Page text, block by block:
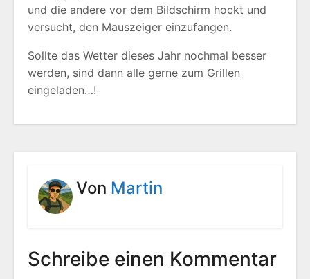
und die andere vor dem Bildschirm hockt und
versucht, den Mauszeiger einzufangen.
Sollte das Wetter dieses Jahr nochmal besser
werden, sind dann alle gerne zum Grillen
eingeladen…!
Von Martin
Schreibe einen Kommentar